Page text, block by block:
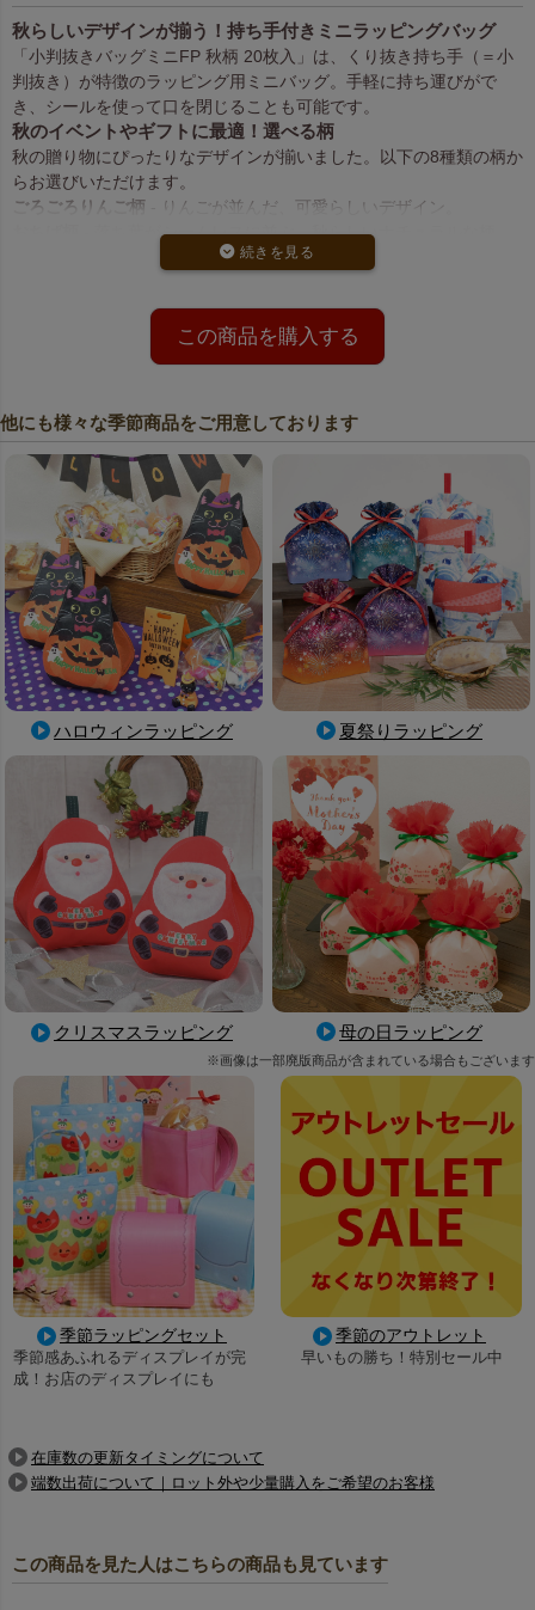
秋らしいデザインが揃う！持ち手付きミニラッピングバッグ
「小判抜きバッグミニFP 秋柄 20枚入」は、くり抜き持ち手（＝小
判抜き）が特徴のラッピング用ミニバッグ。手軽に持ち運びがで
き、シールを使って口を閉じることも可能です。
秋のイベントやギフトに最適！選べる柄
秋の贈り物にぴったりなデザインが揃いました。以下の8種類の柄か
らお選びいただけます。
ごろごろりんご柄 - りんごが並んだ、可愛らしいデザイン。
- 落ち葉がシームレスに並ぶ、秋らしいナチュラルな柄。
- 秋の森に動物たちが集う、メルヘンチックな
- 上部は緑のボーダー、下部にはパンプキンとコウモ
リおばけが顔をのぞかせるハロウィン風デザイン。
- 紺地にお月見をするウサギが描かれた、十五夜ギフトにぴ
め。
御供柄- 「御供」の文字が中央に入った、お彼岸や法要に使える落
ち着いたデザイン。
在庫限りの限定品！一部デザインは処分価格で販売中
一部の柄は在庫限りで処分価格にてご提供中！秋のギフトシーズン
に向けて、お得にご購入いただけるチャンスです。
20枚単位の小ロット注文OK
少量から必要な分だけ注文できるため、イベントや店舗でのラッピ
ング用として便利です。
この商品を購入する
他にも様々な季節商品をご用意しております
ハロウィンラッピング 夏祭りラッピング
クリスマスラッピング 母の日ラッピング
※画像は一部廃版商品が含まれている場合もございます
季節ラッピングセット
季節感あふれるディスプレイが完
成！お店のディスプレイにも
季節のアウトレット
早いもの勝ち！特別セール中
在庫数の更新タイミングについて
端数出荷について｜ロット外や少量購入をご希望のお客様
この商品を見た人はこちらの商品も見ています